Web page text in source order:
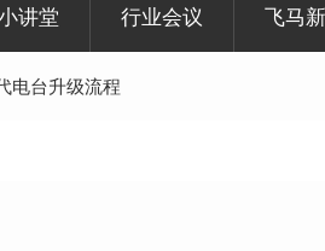
讲堂 行业会议 飞马
电台升级流程